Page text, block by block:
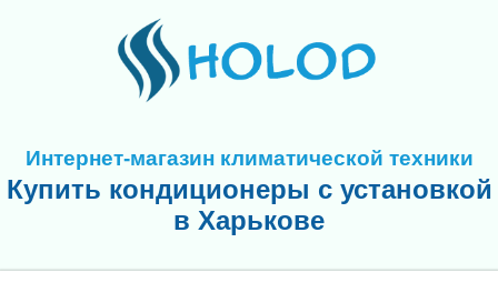
Интернет-магазин климатической техники
Купить кондиционеры с установкой
в Харькове